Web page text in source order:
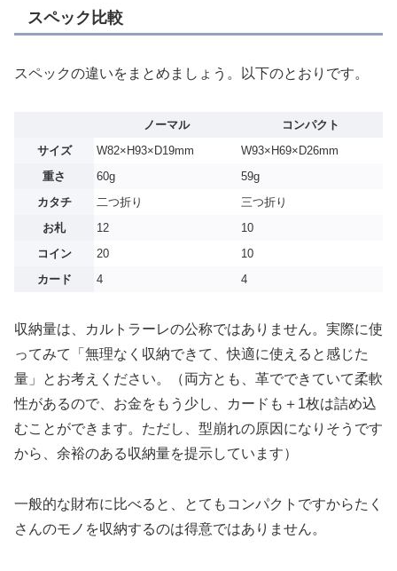
スペック比較
スペックの違いをまとめましょう。以下のとおりです。
ノーマル
コンパクト
サイズ
W82×H93×D19mm
W93×H69×D26mm
重さ
60g
59g
カタチ
二つ折り
三つ折り
お札
12
10
コイン
20
10
カード
4 4
収納量は、カルトラーレの公称ではありません。実際に使
ってみて「無理なく収納できて、快適に使えると感じた
量」とお考えください。（両方とも、革でできていて柔軟
性があるので、お金をもう少し、カードも＋1枚は詰め込
むことができます。ただし、型崩れの原因になりそうです
から、余裕のある収納量を提示しています）
一般的な財布に比べると、とてもコンパクトですからたく
さんのモノを収納するのは得意ではありません。